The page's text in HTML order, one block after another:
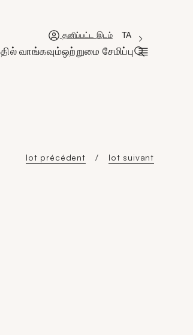
புதிய சாளரம்
தனிப்பட்ட இடம் 'Choisir une
La langue
TA
வாங்கவும்ஒற்றுமை சேமிப்பு
lot précédent lot suivant